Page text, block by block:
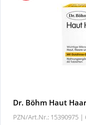
Dr. Böhm Haut
PZN/Art.Nr.: 15390975 |